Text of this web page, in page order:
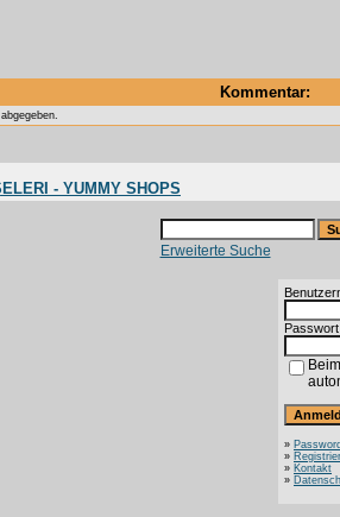
Kommentar:
- YUMMY SHOPS
Erweiterte Suche
»
»
» Kontakt
»